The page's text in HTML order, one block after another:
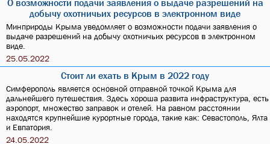
О возможности подачи заявления о выдаче разрешений на
добычу охотничьих ресурсов в электронном виде
Минприроды Крыма уведомляет о возможности подачи заявления о
выдаче разрешений на добычу охотничьих ресурсов в электронном
виде.
25.05.2022
Стоит ли ехать в Крым в 2022 году
Симферополь является основной отправной точкой Крыма для
дальнейшего путешествия. Здесь хороша развита инфраструктура, есть
аэропорт, множество заправок и отелей. На равном расстоянии
находятся крупнейшие курортные города, такие как: Севастополь, Ялта
и Евпатория.
24.05.2022